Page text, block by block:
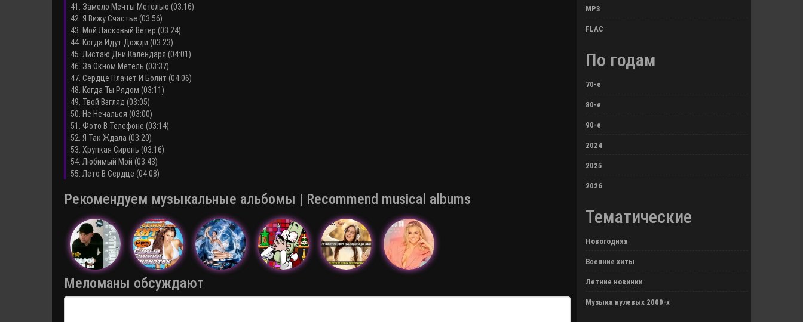
41. Замело Мечты Метелью (03:16)
42. Я Вижу Счастье (03:56)
43. Мой Ласковый Ветер (03:24)
44. Когда Идут Дожди (03:23)
45. Листаю Дни Календаря (04:01)
46. За Окном Метель (03:37)
47. Сердце Плачет И Болит (04:06)
48. Когда Ты Рядом (03:11)
49. Твой Взгляд (03:05)
50. Не Нечалься (03:00)
51. Фото В Телефоне (03:14)
52. Я Так Ждала (03:20)
53. Хрупкая Сирень (03:16)
54. Любимый Мой (03:43)
55. Лето В Сердце (04:08)
Рекомендуем музыкальные альбомы | Recommend musical albums
Меломаны обсуждают
MP3
FLAC
По годам
70-е
80-е
90-е
2024
2025
2026
Тематические
Новогодняя
Всенние хиты
Летние новинки
Музыка нулевых 2000-х